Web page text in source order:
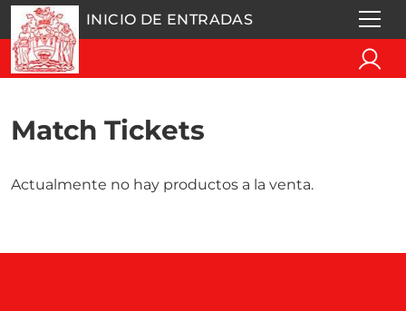
INICIO DE ENTRADAS
Match Tickets
Actualmente no hay productos a la venta.